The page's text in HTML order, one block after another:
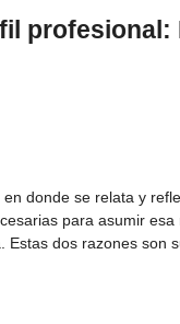
profesional:
donde se relata y
para asumir esa
dos razones son